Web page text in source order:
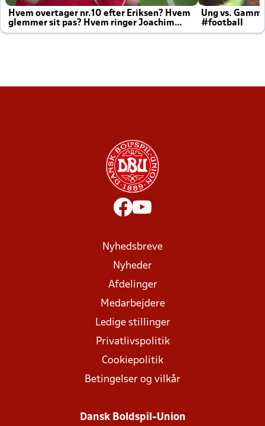
Hvem overtager nr.10 efter Eriksen? Hvem
glemmer sit pas? Hvem ringer Joachim
altid til efter kampe?
Ung vs.
#football
Nyhedsbreve
Nyheder
Afdelinger
Medarbejdere
Ledige stillinger
Privatlivspolitik
Cookiepolitik
Betingelser og vilkår
Dansk Boldspil-Union